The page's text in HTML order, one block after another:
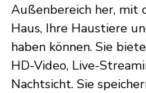
Außenbereich her, mit
Haus, Ihre Haustiere
haben können. Sie
HD-Video, Live-
Nachtsicht. Sie